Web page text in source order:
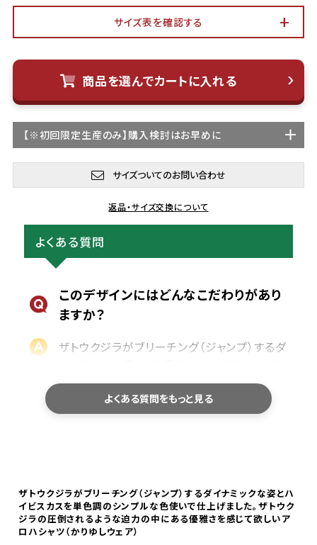
サイズ表を確認する
商品を選んでカートに入れる
【※初回限定生産のみ】購入検討はお早めに
サイズついてのお問い合わせ
返品・サイズ交換について
よくある質問
このデザインにはどんなこだわりがあり
ますか？
ザトウクジラがブリーチング（ジャンプ）するダ
組み合わせたデザインです。
力強く海から飛び上がる迫力がありながら、
どこか優雅さも感じられるザトウクジラの魅
ただける一枚に仕上げています。
どんな方におすすめですか？
よくある質問をもっと見る
ザトウクジラがブリーチング（ジャンプ）するダイナミックな姿とハ
イビスカスを単色調のシンプルな色使いで仕上げました。ザトウク
ジラの圧倒されるような迫力の中にある優雅さを感じて欲しいア
ロハシャツ（かりゆしウェア）